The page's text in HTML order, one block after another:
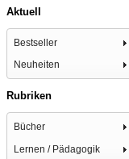
Aktuell
Bestseller
Neuheiten
Rubriken
Bücher
Lernen / Pädagogik